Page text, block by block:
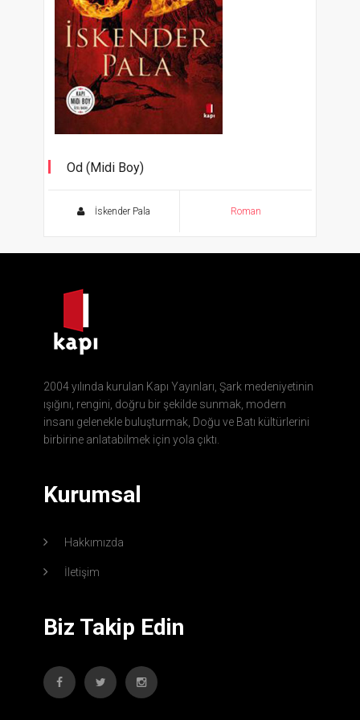
Od (Midi Boy)
İskender Pala Roman
2004 yılında kurulan Kapı Yayınları, Şark medeniyetinin
ışığını, rengini, doğru bir şekilde sunmak, modern
insanı gelenekle buluşturmak, Doğu ve Batı kültürlerini
birbirine anlatabilmek için yola çıktı.
Kurumsal
Hakkımızda
İletişim
Biz Takip Edin